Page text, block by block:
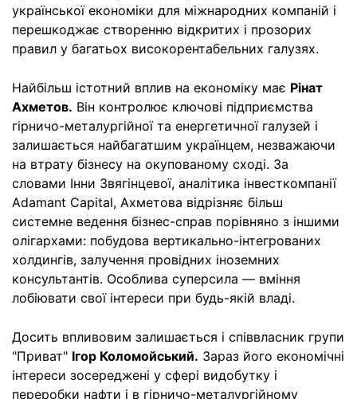
української економіки для міжнародних компаній і
перешкоджає створенню відкритих і прозорих
правил у багатьох високорентабельних галузях.
Найбільш істотний вплив на економіку має Рінат
Ахметов. Він контролює ключові підприємства
гірничо-металургійної та енергетичної галузей і
залишається найбагатшим українцем, незважаючи
на втрату бізнесу на окупованому сході. За
словами Інни Звягінцевої, аналітика інвесткомпанії
Adamant Capital, Ахметова відрізняє більш
системне ведення бізнес-справ порівняно з іншими
олігархами: побудова вертикально-інтегрованих
холдингів, залучення провідних іноземних
консультантів. Особлива суперсила — вміння
лобіювати свої інтереси при будь-якій владі.
Досить впливовим залишається і співвласник групи
"Приват" Ігор Коломойський. Зараз його економічні
інтереси зосереджені у сфері видобутку і
переробки нафти і в гірничо-металургійному